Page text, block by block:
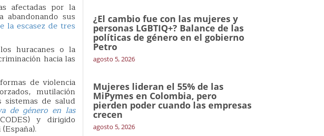
afectadas por la
abandonando sus
la escasez de tres
huracanes o la
hacia las
de violencia
mutilación
de salud
de género en las
y dirigido
¿El cambio fue con las mujeres y
personas LGBTIQ+? Balance de las
políticas de género en el gobierno
Petro
agosto 5, 2026
Mujeres lideran el 55% de las
MiPymes en Colombia, pero
pierden poder cuando las empresas
crecen
agosto 5, 2026